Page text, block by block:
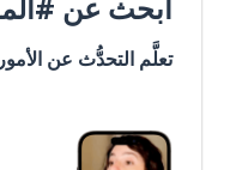
تعلَّم التحدُّث عن